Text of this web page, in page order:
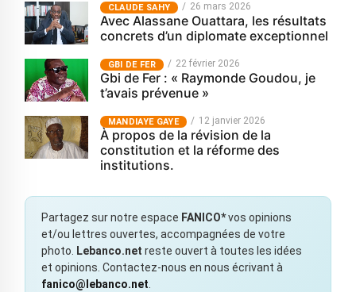
CLAUDE SAHY 26 mars 2026
Avec Alassane Ouattara, les résultats
concrets d’un diplomate exceptionnel
GBI DE FER 22 février 2026
Gbi de Fer : « Raymonde Goudou, je
t’avais prévenue »
MANDIAYE GAYE 12 janvier 2026
À propos de la révision de la
constitution et la réforme des
institutions.
Partagez sur notre espace FANICO*vos opinions
et/ou lettres ouvertes, accompagnées de votre
photo.
Lebanco.net reste ouvert à toutes les idées
et opinions. Contactez-nous en nous écrivant à
fanico@lebanco.net